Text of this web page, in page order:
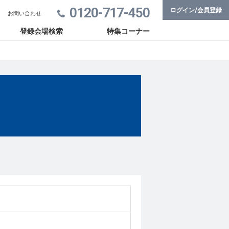
0120-717-450
登録会場検索 特集コーナー
お問い合わせ ログイン/会員登録